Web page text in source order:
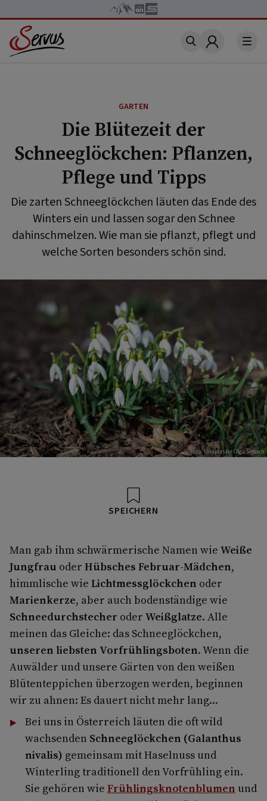
Account
GARTEN
Die Blütezeit der
Schneeglöckchen: Pflanzen,
Pflege und Tipps
Die zarten Schneeglöckchen läuten das Ende des
Winters ein und lassen sogar den Schnee
dahinschmelzen. Wie man sie pflanzt, pflegt und
welche Sorten besonders schön sind.
Foto: Unsplash / Olga Subach
SPEICHERN
Man gab ihm schwärmerische Namen wie Weiße
Jungfrau oder Hübsches Februar-Mädchen,
himmlische wie Lichtmessglöckchen oder
Marienkerze, aber auch bodenständige wie
Schneedurchstecher oder Weißglatze. Alle
meinen das Gleiche: das Schneeglöckchen,
unseren liebsten Vorfrühlingsboten. Wenn die
Auwälder und unsere Gärten von den weißen
Blütenteppichen überzogen werden, beginnen
wir zu ahnen: Es dauert nicht mehr lang...
Bei uns in Österreich läuten die oft wild
wachsenden Schneeglöckchen (Galanthus
nivalis) gemeinsam mit Haselnuss und
Winterling traditionell den Vorfrühling ein.
Sie gehören wie Frühlingsknoten­blumen und